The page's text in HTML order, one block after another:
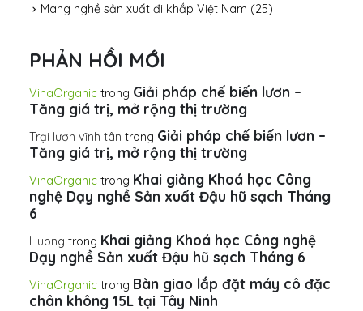
Mang nghề sản xuất đi khắp Việt Nam (25)
PHẢN HỒI MỚI
VinaOrganic trong Giải pháp chế biến lươn –
Tăng giá trị, mở rộng thị trường
Trại lươn vĩnh tân trong Giải pháp chế biến lươn –
Tăng giá trị, mở rộng thị trường
VinaOrganic trong Khai giảng Khoá học Công
nghệ Dạy nghề Sản xuất Đậu hũ sạch Tháng
6
Huong trong Khai giảng Khoá học Công nghệ
Dạy nghề Sản xuất Đậu hũ sạch Tháng 6
VinaOrganic trong Bàn giao lắp đặt máy cô đặc
chân không 15L tại Tây Ninh